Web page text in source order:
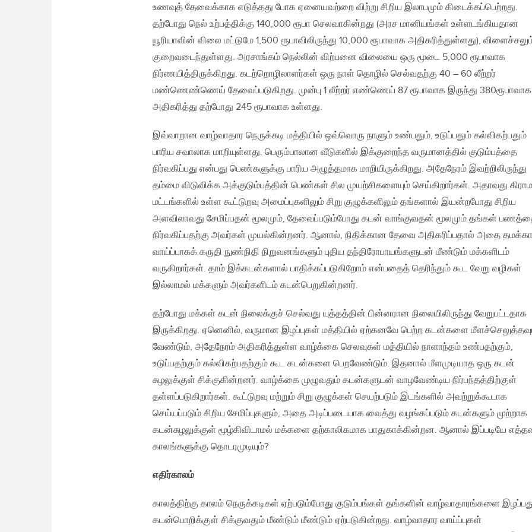
உணவுத் தேவைக்காக எடுத்தது போக ஏனையவற்றை விற்று சிறிய இலாபமும் கிடைக்கப்பெற்றது.
தற்போது நெல் உற்பத்திக்கு 140,000 ரூபா செலவாகின்றது (அரச மானியங்கள் உள்ளடங்கியதான
யூரியாவின் விலை மட்டுமே 1,500 ரூபாவிலிருந்து 10,000 ரூபாவாக அதிகரித்துள்ளது),
குறைவடைந்துள்ளது. அரசாங்கம் நெல்லின் விற்பனை விலையை ஒரு மூடை 5,000 ரூபாவாக
நிர்ணயித்திருக்கிறது. கடற்றொழிலாளர்கள் ஒரு நாள் தொழில் செல்வதற்கு 40 – 60 லீற்றர்
மண்ணெண்ணெய் தேவைப்படுகிறது. முன்பு 1 லீற்றர் எண்ணெய் 87 ரூபாவாக இருந்து 380ரூபாவாக
அதிகரித்து தற்போது 245 ரூபாவாக உள்ளது.
இவ்வாறான வாழ்வாதார நெருக்கடி மத்தியில் ஒவ்வொரு நாளும் உண்பதும், உடுப்பதும் கல்விகற்பதும்
பாரிய சவாலாக மாறியுள்ளது. பெரும்பாலான வீடுகளில் இக்குறைந்த வருமானத்தில் குடும்பத்தை
நிர்வகிப்பது என்பது பெண்களுக்கு பாரிய அழுத்தமாக மாறியிருக்கிறது. அதேநேரம் இவற்றிலிருந்து
தம்மை விடுவிக்க அக்குடும்பத்தின் பெண்கள் சில முயற்சிகளையும் செய்கிறார்கள். அதாவது கிராம
மட்டங்களில் உள்ள கூட்டுறவு அமைப்புகளிலும் சிறு குழுக்களிலும் தங்களால் இயன்றபோது சிறிய
அளவிலாவது சேமிப்பதன் மூலமும், தேவைப்படும்போது கடன் வாங்குவதன் மூலமும் தங்கள்
நிர்வகிப்பதற்கு அவர்கள் முயல்கின்றனர். ஆனால், நிதிக்கான தேவை அதிகரிப்பதால் அதை
வாய்ப்பாகக் கருதி நுண்நிதி நிறுவனங்களும் புதிய தந்திரோபாயங்களுடன் மீண்டும் மக்களிடம்
வருகிறார்கள். தாம் இக்கடன்களால் பாதிக்கப்படுகிறோம் என்பதைத் தெரிந்தும் கூட வேறு வழிகள்
இல்லாமல் மக்களும் அவர்களிடம் கடன்பெறுகின்றனர்.
தற்போது மக்கள் கடன் நிலைக்குச் செல்வது யுத்தத்தின் பின்னரான நிலையிலிருந்து வேறுபட்டதாக
இருக்கிறது. ஏனெனில், வருமான இழப்புகள் மத்தியில் ஏற்கனவே பெற்ற கடன்களை
வேண்டும், அதேநேரம் அதிகரித்துள்ள வாழ்க்கை செலவுகள் மத்தியில் நாளாந்தம் உண்பதற்கும்,
உடுப்பதற்கும் கல்விகற்பதற்கும் கூட கடன்களை பெறவேண்டும். இதனால் மீளமுடியாத ஒரு கடன்
சுழலுக்குள் சிக்குகின்றனர். வாழ்க்கை முழுவதும் கடன்களுடன் வாழவேண்டிய நிர்பந்தத்திற்குள்
தள்ளப்படுகிறார்கள். கூட்டுறவு மற்றும் சிறு குழுக்கள் செயற்படும் இடங்களில் அவற்றுக்கூடாக
செய்யப்படும் சிறிய சேமிப்புகளும், அதை அடிப்படையாக வைத்து வழங்கப்படும் கடன்களும் முற்றாக
கடன்சுழலுக்குள் மூழ்கிவிடாமல் மக்களை தற்காலிகமாக பாதுகாக்கின்றன. ஆனால் இப்படியே
காலங்களுக்கு தொடரமுடியும்?
எதிர்காலம்
காலத்திற்கு காலம் நெருக்கடிகள் ஏற்படும்போது குடும்பங்கள் தங்களின் வாழ்வாதாரங்களை
கடன்பொறிக்குள் சிக்குவதும் மீண்டும் மீண்டும் ஏற்படுகின்றது. வாழ்வாதார வாய்ப்புகள்